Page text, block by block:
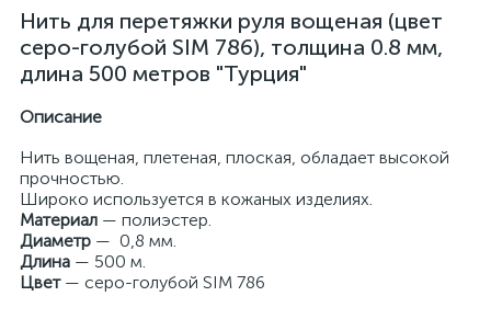
Нить для перетяжки руля вощеная (цвет
серо-голубой SIM 786), толщина 0.8 мм,
длина 500 метров "Турция"
Описание
Нить вощеная, плетеная, плоская, обладает высокой
прочностью.
Широко используется в кожаных изделиях.
Материал — полиэстер.
Диаметр — 0,8 мм.
Длина — 500 м.
Цвет— серо-голубой SIM 786